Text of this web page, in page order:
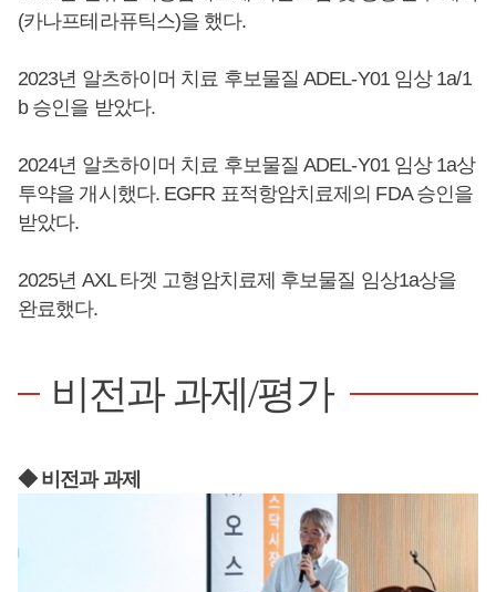
(카나프테라퓨틱스)을 했다.
2023년 알츠하이머 치료 후보물질 ADEL-Y01 임상 1a/1
b 승인을 받았다.
2024년 알츠하이머 치료 후보물질 ADEL-Y01 임상 1a상
투약을 개시했다. EGFR 표적항암치료제의 FDA 승인을
받았다.
2025년 AXL 타겟 고형암치료제 후보물질 임상1a상을
완료했다.
비전과 과제/평가
◆ 비전과 과제